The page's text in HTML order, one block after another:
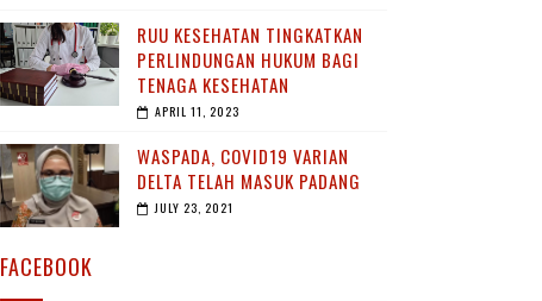
RUU KESEHATAN TINGKATKAN
PERLINDUNGAN HUKUM BAGI
TENAGA KESEHATAN
APRIL 11, 2023
WASPADA, COVID19 VARIAN
DELTA TELAH MASUK PADANG
JULY 23, 2021
FACEBOOK